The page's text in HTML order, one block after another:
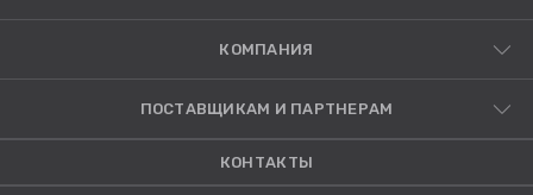
КОМПАНИЯ
ПОСТАВЩИКАМ И ПАРТНЕРАМ
КОНТАКТЫ